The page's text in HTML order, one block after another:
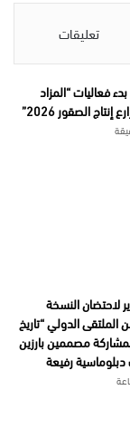
تعليقات
فعاليات “المزاد
الصقور 2026”
لاحتضان النسخة
الدولي “تاريخ
مصممين بارزين
رفيعة